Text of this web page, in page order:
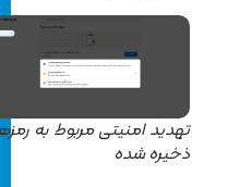
تهدید امنیتی مربوط به رمزهای
ذخیره شده